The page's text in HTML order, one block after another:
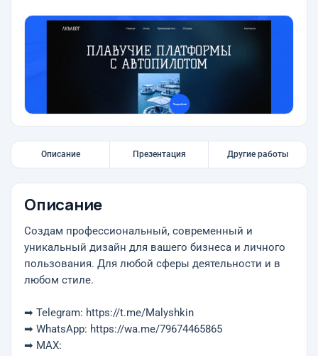
Описание Презентация Другие работы
Описание
Создам профессиональный, современный и
уникальный дизайн для вашего бизнеса и личного
пользования. Для любой сферы деятельности и в
любом стиле.
➡ Telegram: https://t.me/Malyshkin
➡ WhatsApp: https://wa.me/79674465865
➡ MAX: